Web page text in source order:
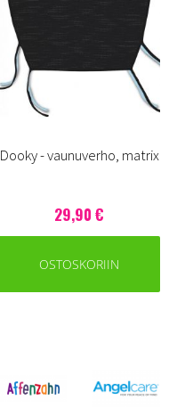
Dooky - vaunuverho, matrix
29,90 €
OSTOSKORIIN